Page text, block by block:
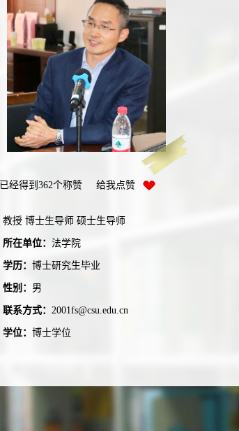
已经得到 362个称赞 给我点赞
教授 博士生导师 硕士生导师
所在单位： 法学院
学历： 博士研究生毕业
性别： 男
联系方式： 2001fs@csu.edu.cn
学位： 博士学位